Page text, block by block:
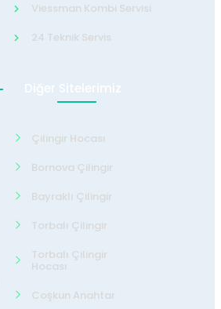
Viessman Kombi Servisi
24 Teknik Servis
Diğer Sitelerimiz
Çilingir Hocası
Bornova Çilingir
Bayraklı Çilingir
Torbalı Çilingir
Torbalı Çilingir
Hocası
Coşkun Anahtar